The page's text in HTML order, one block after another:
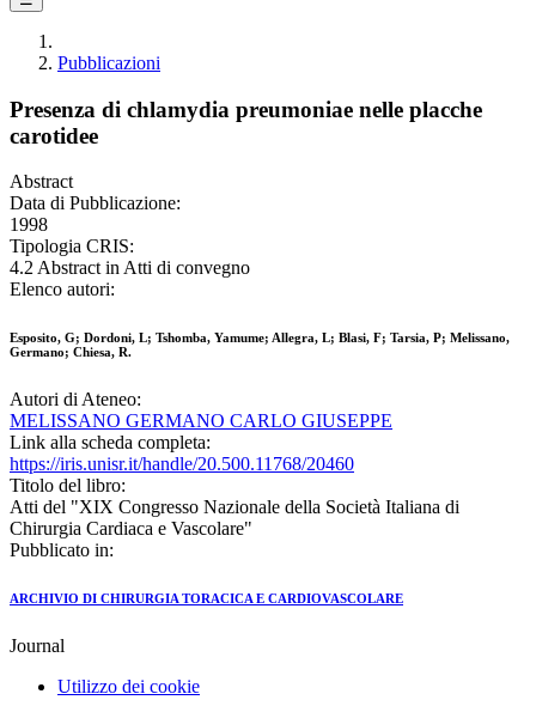
Pubblicazioni
Presenza di chlamydia preumoniae nelle placche
carotidee
Abstract
Data di Pubblicazione:
1998
Tipologia CRIS:
4.2 Abstract in Atti di convegno
Elenco autori:
Esposito, G; Dordoni, L; Tshomba, Yamume; Allegra, L; Blasi, F; Tarsia, P; Melissano,
Germano; Chiesa, R.
Autori di Ateneo:
MELISSANO GERMANO CARLO GIUSEPPE
Link alla scheda completa:
https://iris.unisr.it/handle/20.500.11768/20460
Titolo del libro:
Atti del "XIX Congresso Nazionale della Società Italiana di
Chirurgia Cardiaca e Vascolare"
Pubblicato in:
ARCHIVIO DI CHIRURGIA TORACICA E CARDIOVASCOLARE
Journal
Utilizzo dei cookie